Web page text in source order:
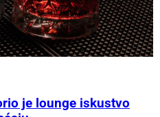
je lounge iskustvo